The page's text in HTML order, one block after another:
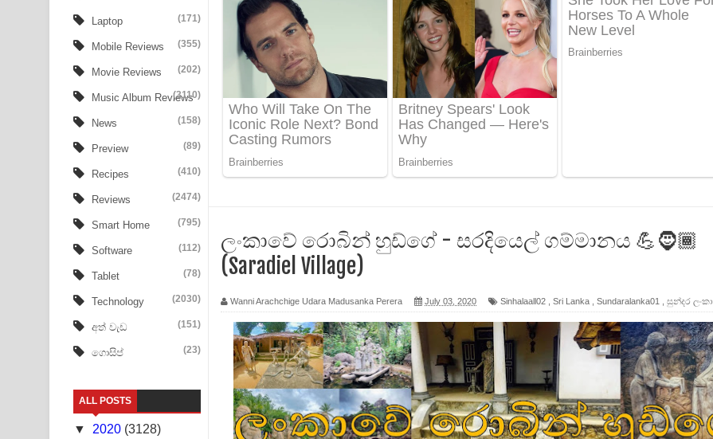
Ow Man Sosa Song Lyrics - ඔව් මං සෝසා ගීතයේ පද පෙළ
Heavy Weight Song Lyrics
Aye Lanweela Song Lyrics - ආයේ ලංවීලා ගීතයේ පද පෙළ
Ala purannata Song Lyrics - ආල පුරන්නට ගීතයේ පද පෙළ
Apa Hamuwee Song Lyrics - අප හමුවී ගීතයේ පද පෙළ
PATHINIYE Song Lyrics - පතිනියනේ ගීතයේ පද පෙළ
Mathaka Aluthin Liyanna Song Lyrics - මතක අලුතින් ලියන්න ගීතයේ පද පෙළ
Sandak Awith Song Lyrics - සඳක් ඇවිත් ගීතයේ පද පෙළ
Swetha Sande Song Lyrics - ශ්වේත සඳේ ගීතයේ පද පෙළ
Ma Igili Giya Lyrics - මා ඉගිලී ගියා ගීතයේ පද පෙළ
Laptop (171)
Mobile Reviews (355)
Movie Reviews (202)
Music Album Reviews
(3110)
News (158)
Preview (89)
Recipes (410)
Reviews (2474)
Smart Home (795)
Software (112)
Tablet (78)
Technology (2030)
අත් වැඩ (151)
ගොසිප් (23)
ALL POSTS
▼ 2020 (3128)
ලංකාවේ රොබින් හුඩ්ගේ - සරදියෙල් ගම්මානය 💪🧔🏾
(Saradiel Village)
Wanni Arachchige Udara Madusanka Perera July 03, 2020 Sinhalaall02 Sri Lanka Sundaralanka01 සුන්දර ලංකා